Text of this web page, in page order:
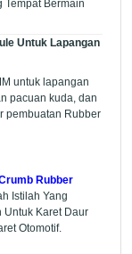
Tempat Bermain
Untuk Lapangan
untuk lapangan
pacuan kuda, dan
pembuatan Rubber
Rubber
Istilah Yang
Untuk Karet Daur
Otomotif.